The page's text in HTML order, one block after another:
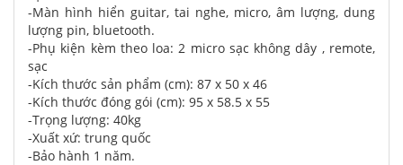
-Màn hình hiển guitar, tai nghe, micro, âm lượng, dung
lượng pin, bluetooth.
-Phụ kiện kèm theo loa: 2 micro sạc không dây , remote,
sạc
-Kích thước sản phẩm (cm): 87 x 50 x 46
-Kích thước đóng gói (cm): 95 x 58.5 x 55
-Trọng lượng: 40kg
-Xuất xứ: trung quốc
-Bảo hành 1 năm.